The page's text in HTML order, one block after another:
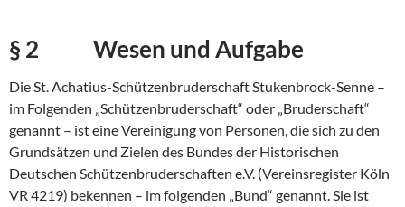
§ 2 Wesen und Aufgabe
Die St. Achatius-Schützenbruderschaft Stukenbrock-Senne –
im Folgenden „Schützen­bruderschaft“ oder „Bruderschaft“
genannt – ist eine Vereinigung von Personen, die sich zu den
Grundsätzen und Zielen des Bundes der Historischen
Deutschen Schützenbruderschaften e.V. (Vereinsregister Köln
VR 4219) bekennen – im folgenden „Bund“ genannt. Sie ist